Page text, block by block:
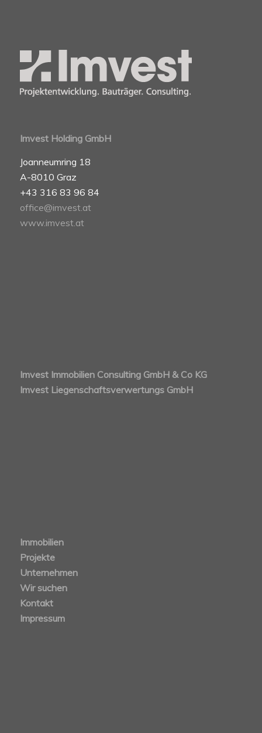
Imvest Holding GmbH
Joanneumring 18
A-8010 Graz
+43 316 83 96 84
office@imvest.at
www.imvest.at
Imvest Immobilien Consulting GmbH & Co KG
Imvest Liegenschaftsverwertungs GmbH
Immobilien
Projekte
Unternehmen
Wir suchen
Kontakt
Impressum